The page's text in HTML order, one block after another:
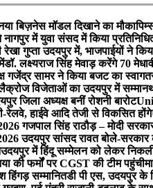
बिज़नेस मॉडल दिखाने का मौका
नागपुर में युवा संसद में किया
रेखा गुप्ता उदयपुर में, भाजपाईयों ने
डॉ. लक्ष्यराज सिंह मेवाड़ करेंगे 70 मेधावी
गजेंद्र सामर ने किया बजट का स्वागत
लैक्रोज विजेताओं का उदयपुर में सम्मान
जिला अध्यक्ष बनीं रोशनी बारोट
हाईवे आदि तेजी से विकसित होंगे
गजपाल सिंह राठौड़ – मोदी
उदयपुर सांसद रावत बोले-सरकार
उदयपुर में हिंदू सम्मेलन को लेकर निकली
की फर्मों पर CGST की टीम पहुंची
सम्मानितडी पी एस, उदयपुर के